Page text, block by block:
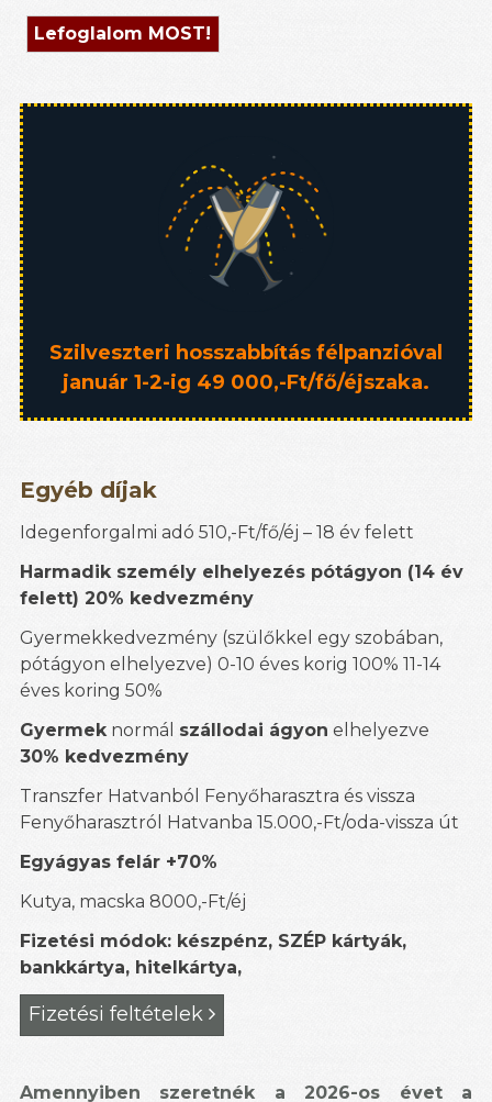
Lefoglalom MOST!
Szilveszteri hosszabbítás félpanzióval
január 1-2-ig 49 000,-Ft/fő/éjszaka.
Egyéb díjak
Idegenforgalmi adó 510,-Ft/fő/éj – 18 év felett
Harmadik személy elhelyezés pótágyon (14 év
felett) 20% kedvezmény
Gyermekkedvezmény (szülőkkel egy szobában,
pótágyon elhelyezve) 0-10 éves korig 100% 11-14
éves koring 50%
Gyermek normál szállodai ágyon elhelyezve
30% kedvezmény
Transzfer Hatvanból Fenyőharasztra és vissza
Fenyőharasztról Hatvanba 15.000,-Ft/oda-vissza út
Egyágyas felár +70%
Kutya, macska 8000,-Ft/éj
Fizetési módok: készpénz, SZÉP kártyák,
bankkártya, hitelkártya,
Fizetési feltételek
Amennyiben szeretnék a 2026-os évet a